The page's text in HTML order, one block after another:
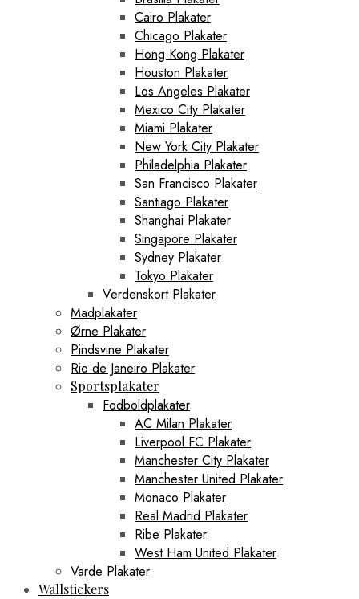
Cairo Plakater
Chicago Plakater
Hong Kong Plakater
Houston Plakater
Los Angeles Plakater
Mexico City Plakater
Miami Plakater
New York City Plakater
Philadelphia Plakater
San Francisco Plakater
Santiago Plakater
Shanghai Plakater
Singapore Plakater
Sydney Plakater
Tokyo Plakater
Verdenskort Plakater
Madplakater
Ørne Plakater
Pindsvine Plakater
Rio de Janeiro Plakater
Sportsplakater
Fodboldplakater
AC Milan Plakater
Liverpool FC Plakater
Manchester City Plakater
Manchester United Plakater
Monaco Plakater
Real Madrid Plakater
Ribe Plakater
West Ham United Plakater
Varde Plakater
Wallstickers